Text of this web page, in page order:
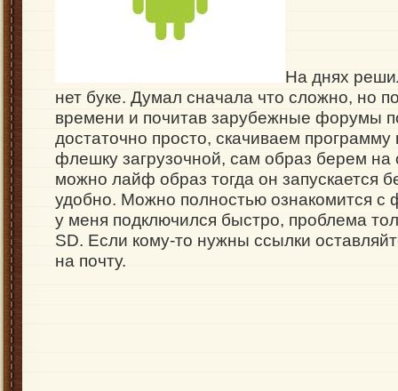
На днях
нет буке. Думал сначала что сложно, но
времени и почитав зарубежные форумы
достаточно просто, скачиваем программу
флешку загрузочной, сам образ берем на
можно лайф образ тогда он запускается
удобно. Можно полностью ознакомится с
у меня подключился быстро, проблема
SD. Если кому-то нужны ссылки
на почту.